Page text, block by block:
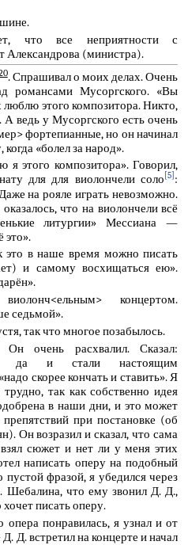
что все неприятности с
Александрова (министра).
. Спрашивал о моих делах. Очень
романсами Мусоргского. «Вы
люблю этого композитора. Никто,
А ведь у Мусоргского есть очень
фортепианные, но он начинал
«болел за народ».
этого композитора». Говорил,
для для виолончели соло [5] :
на рояле играть невозможно.
что на виолончели всё
литургии» Мессиана —
это».
это в наше время можно писать
и самому восхищаться ею».
концертом.
седьмой».
так что многое позабылось.
очень расхвалил. Сказал:
да и стали настоящим
скорее кончать и ставить». Я
трудно, так как собственно идея
в наши дни, и это может
при постановке (об
Он возразил и сказал, что сама
сюжет и нет ли у меня этих
написать оперу на подобный
фразой, я убедился через
Шебалина, что ему звонил Д. Д.,
хочет писать оперу.
понравилась, я узнал и от
Д. Д. встретил на концерте и начал